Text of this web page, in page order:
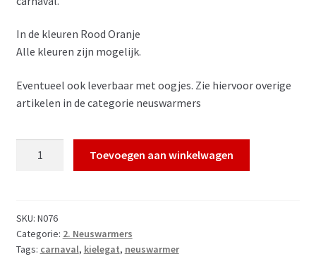
In de kleuren Rood Oranje
Alle kleuren zijn mogelijk.
Eventueel ook leverbaar met oogjes. Zie hiervoor overige
artikelen in de categorie neuswarmers
aantal
Toevoegen aan winkelwagen
SKU: N076
Categorie: 2. Neuswarmers
Tags: carnaval, kielegat, neuswarmer